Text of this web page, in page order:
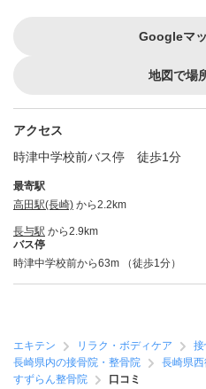
Googleマ
地図で場
アクセス
時津中学校前バス停 徒歩1分
最寄駅
高田駅(長崎) から2.2km
長与駅 から2.9km
バス停
時津中学校前から63m （徒歩1分）
エキテン リラク・ボディケア
長崎県内の接骨院・整骨院
長崎県
すずらん整骨院
口コミ